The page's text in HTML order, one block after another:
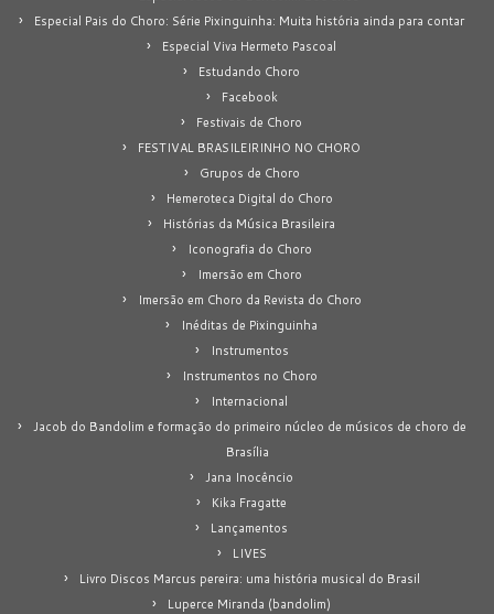
Especial Pais do Choro: Série Pixinguinha: Muita história ainda para contar
Especial Viva Hermeto Pascoal
Estudando Choro
Facebook
Festivais de Choro
FESTIVAL BRASILEIRINHO NO CHORO
Grupos de Choro
Hemeroteca Digital do Choro
Histórias da Música Brasileira
Iconografia do Choro
Imersão em Choro
Imersão em Choro da Revista do Choro
Inéditas de Pixinguinha
Instrumentos
Instrumentos no Choro
Internacional
Jacob do Bandolim e formação do primeiro núcleo de músicos de choro de
Brasília
Jana Inocêncio
Kika Fragatte
Lançamentos
LIVES
Livro Discos Marcus pereira: uma história musical do Brasil
Luperce Miranda (bandolim)